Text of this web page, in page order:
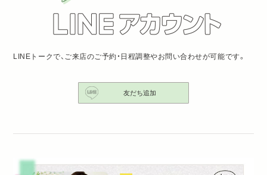
LINEトークで、ご来店のご予約・日程調整やお問い合わせが可能です。
友だち追加